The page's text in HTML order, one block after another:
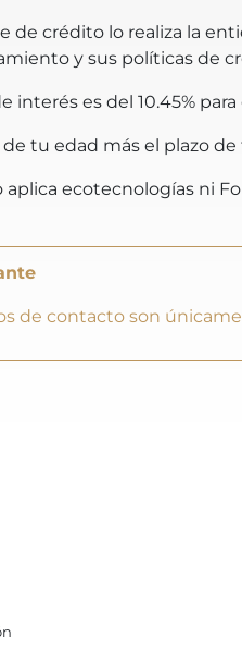
de crédito lo realiza la
y sus políticas de
interés es del 10.45%
de tu edad más el plazo
aplica ecotecnologías ni
de contacto son